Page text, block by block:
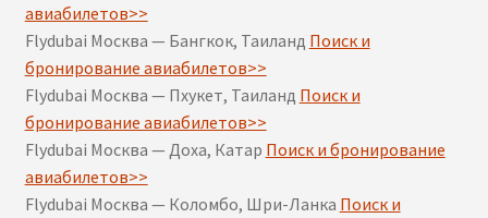
авиабилетов>>
Flydubai Москва — Бангкок, Таиланд Поиск и
бронирование авиабилетов>>
Flydubai Москва — Пхукет, Таиланд Поиск и
бронирование авиабилетов>>
Flydubai Москва — Доха, Катар Поиск и бронирование
авиабилетов>>
Flydubai Москва — Коломбо, Шри-Ланка Поиск и